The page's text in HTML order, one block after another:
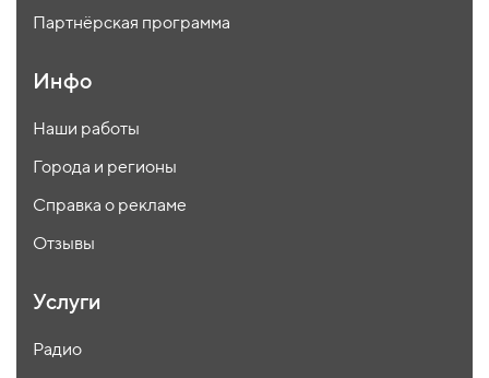
Партнёрская программа
Инфо
Наши работы
Города и регионы
Справка о рекламе
Отзывы
Услуги
Радио